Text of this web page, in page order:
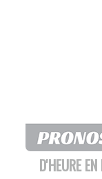
D'HEURE EN